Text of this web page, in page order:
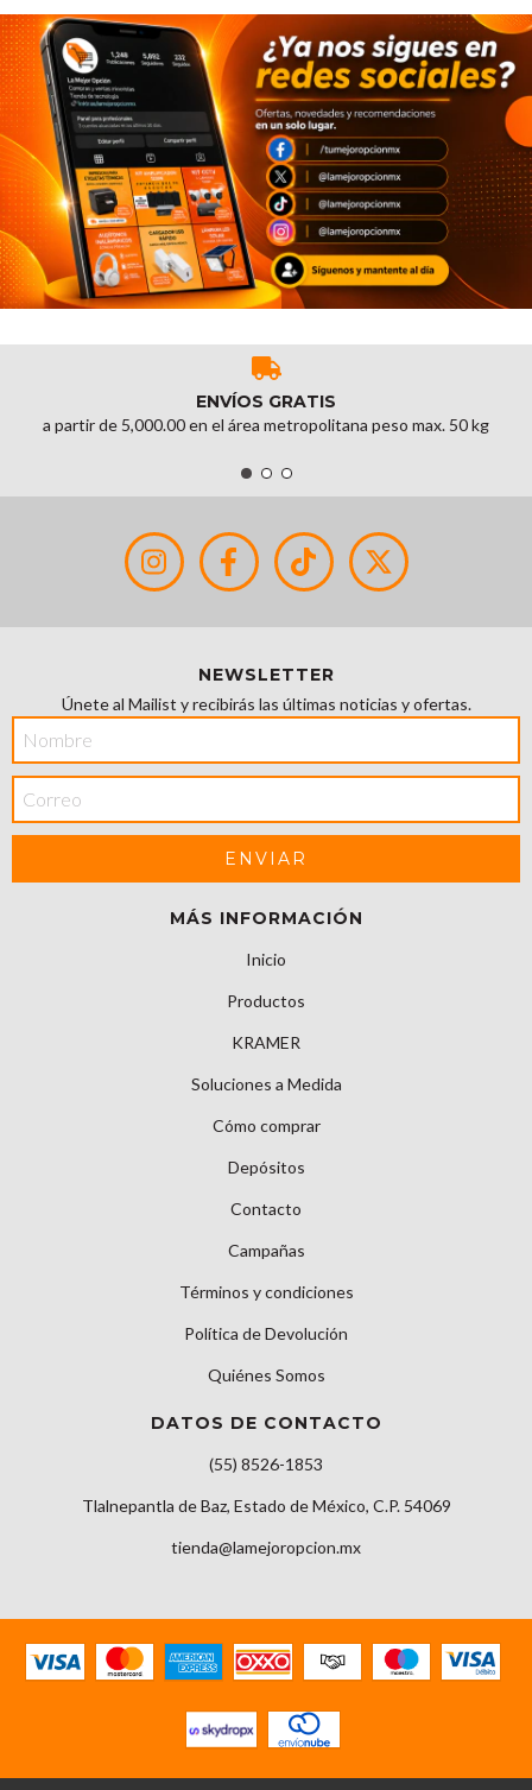
ENVÍOS GRATIS
a partir de 5,000.00 en el área metropolitana peso max. 50 kg
NEWSLETTER
Únete al Mailist y recibirás las últimas noticias y ofertas.
MÁS INFORMACIÓN
Inicio
Productos
KRAMER
Soluciones a Medida
Cómo comprar
Depósitos
Contacto
Campañas
Términos y condiciones
Política de Devolución
Quiénes Somos
DATOS DE CONTACTO
(55) 8526-1853
Tlalnepantla de Baz, Estado de México, C.P. 54069
tienda@lamejoropcion.mx